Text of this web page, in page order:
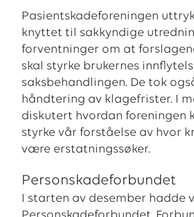
Pasientskadeforeningen
knyttet til sakkyndige
forventninger om at
skal styrke brukernes
saksbehandlingen. De tok
håndtering av klagefrister. I
diskutert hvordan foreningen
styrke vår forståelse av hvor
være erstatningssøker.
Personskadeforbundet
I starten av desember hadde